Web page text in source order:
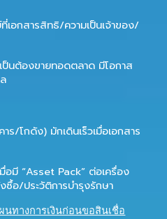
เอกสารสิทธิ/ความเป็นเจ้าของ/
ป็นต้องขายทอดตลาด มีโอกาส
ร/โกดัง) มักเดินเร็วเมื่อเอกสาร
มื่อมี “Asset Pack” ต่อเครื่อง
ซื้อ/ประวัติการบำรุงรักษา
นทางการเงินก่อนขอสินเชื่อ